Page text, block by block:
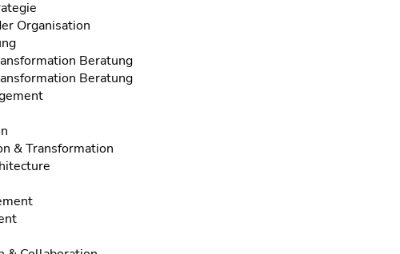
Organisation
Beratung
Beratung
& Transformation